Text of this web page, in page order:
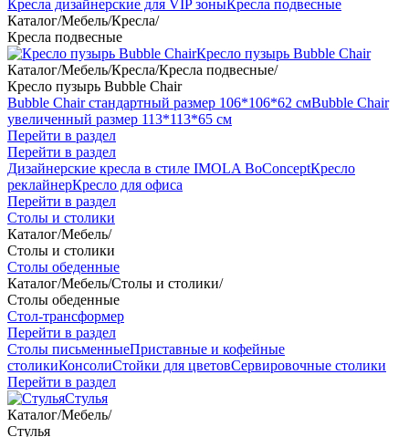
Кресла дизайнерские для VIP зоныКресла подвесные
Каталог/Мебель/Кресла/
Кресла подвесные
Кресло пузырь Bubble Chair
Каталог/Мебель/Кресла/Кресла подвесные/
Кресло пузырь Bubble Chair
Bubble Chair стандартный размер 106*106*62 смBubble Chair
увеличенный размер 113*113*65 см
Перейти в раздел
Перейти в раздел
Дизайнерские кресла в стиле IMOLA BoConceptКресло
реклайнерКресло для офиса
Перейти в раздел
Столы и столики
Каталог/Мебель/
Столы и столики
Столы обеденные
Каталог/Мебель/Столы и столики/
Столы обеденные
Стол-трансформер
Перейти в раздел
Столы письменныеПриставные и кофейные
столикиКонсолиСтойки для цветовСервировочные столики
Перейти в раздел
Стулья
Каталог/Мебель/
Стулья